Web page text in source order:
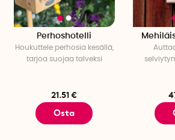
Perhoshotelli
Houkuttele perhosia kesällä,
tarjoa suojaa talveksi
21.51 €
Osta